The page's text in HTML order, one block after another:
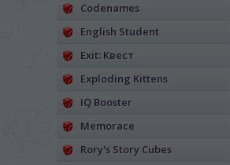
Codenames
English Student
Exit: Квест
Exploding Kittens
IQ Booster
Memorace
Rory's Story Cubes